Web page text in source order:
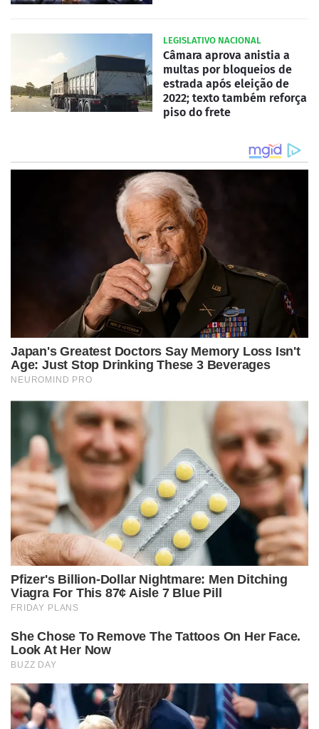
LEGISLATIVO NACIONAL
Câmara aprova anistia a
multas por bloqueios de
estrada após eleição de
2022; texto também reforça
piso do frete